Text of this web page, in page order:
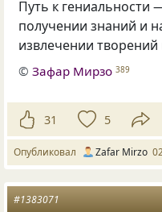
Путь к гениальности
получении знаний и
извлечении творений
©Зафар Мирзо 389
31 5
Опубликовал Zafar Mirzo
#1383071